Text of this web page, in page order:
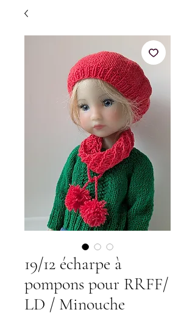
19/12 écharpe à
pompons pour RRFF/
LD / Minouche